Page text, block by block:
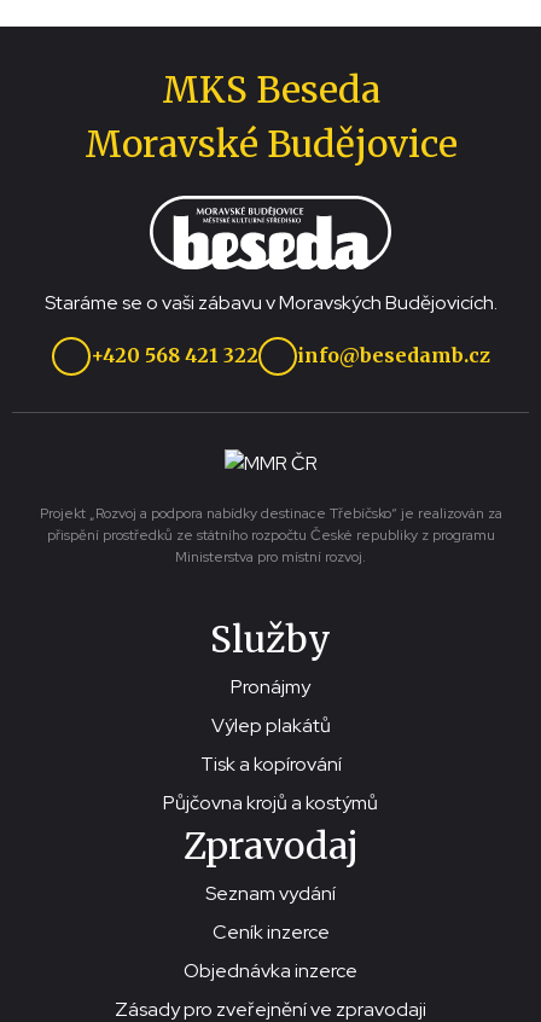
MKS Beseda
Moravské Budějovice
Staráme se o vaši zábavu v Moravských Budějovicích.
+420 568 421 322 info@besedamb.cz
Projekt „Rozvoj a podpora nabídky destinace Třebíčsko“ je realizován za
přispění prostředků ze státního rozpočtu České republiky z programu
Ministerstva pro místní rozvoj.
Služby
Pronájmy
Výlep plakátů
Tisk a kopírování
Půjčovna krojů a kostýmů
Zpravodaj
Seznam vydání
Ceník inzerce
Objednávka inzerce
Zásady pro zveřejnění ve zpravodaji